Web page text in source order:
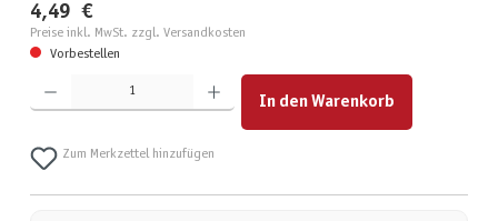
4,49 €
Preise inkl. MwSt. zzgl. Versandkosten
Vorbestellen
Produkt Anzahl: Gib den gewünschten Wert ein oder benutze die Schaltflächen um die Anzahl zu
In den Warenkorb
Zum Merkzettel hinzufügen